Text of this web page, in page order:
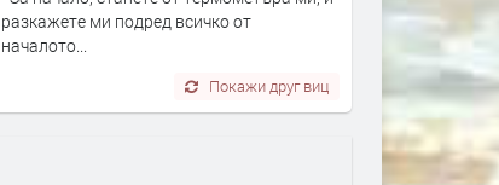
разкажете ми подред всичко от
началото...
Покажи друг виц